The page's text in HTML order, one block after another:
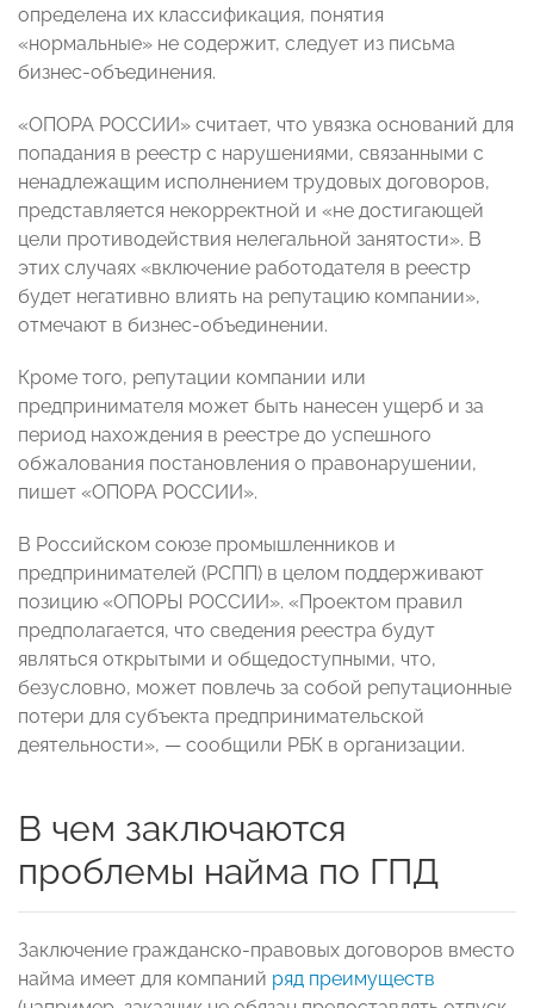
определена их классификация, понятия
«нормальные» не содержит, следует из письма
бизнес-объединения.
«ОПОРА РОССИИ» считает, что увязка оснований для
попадания в реестр с нарушениями, связанными с
ненадлежащим исполнением трудовых договоров,
представляется некорректной и «не достигающей
цели противодействия нелегальной занятости». В
этих случаях «включение работодателя в реестр
будет негативно влиять на репутацию компании»,
отмечают в бизнес-объединении.
Кроме того, репутации компании или
предпринимателя может быть нанесен ущерб и за
период нахождения в реестре до успешного
обжалования постановления о правонарушении,
пишет «ОПОРА РОССИИ».
В Российском союзе промышленников и
предпринимателей (РСПП) в целом поддерживают
позицию «ОПОРЫ РОССИИ». «Проектом правил
предполагается, что сведения реестра будут
являться открытыми и общедоступными, что,
безусловно, может повлечь за собой репутационные
потери для субъекта предпринимательской
деятельности», — сообщили РБК в организации.
В чем заключаются
проблемы найма по ГПД
Заключение гражданско-правовых договоров вместо
найма имеет для компаний ряд преимуществ